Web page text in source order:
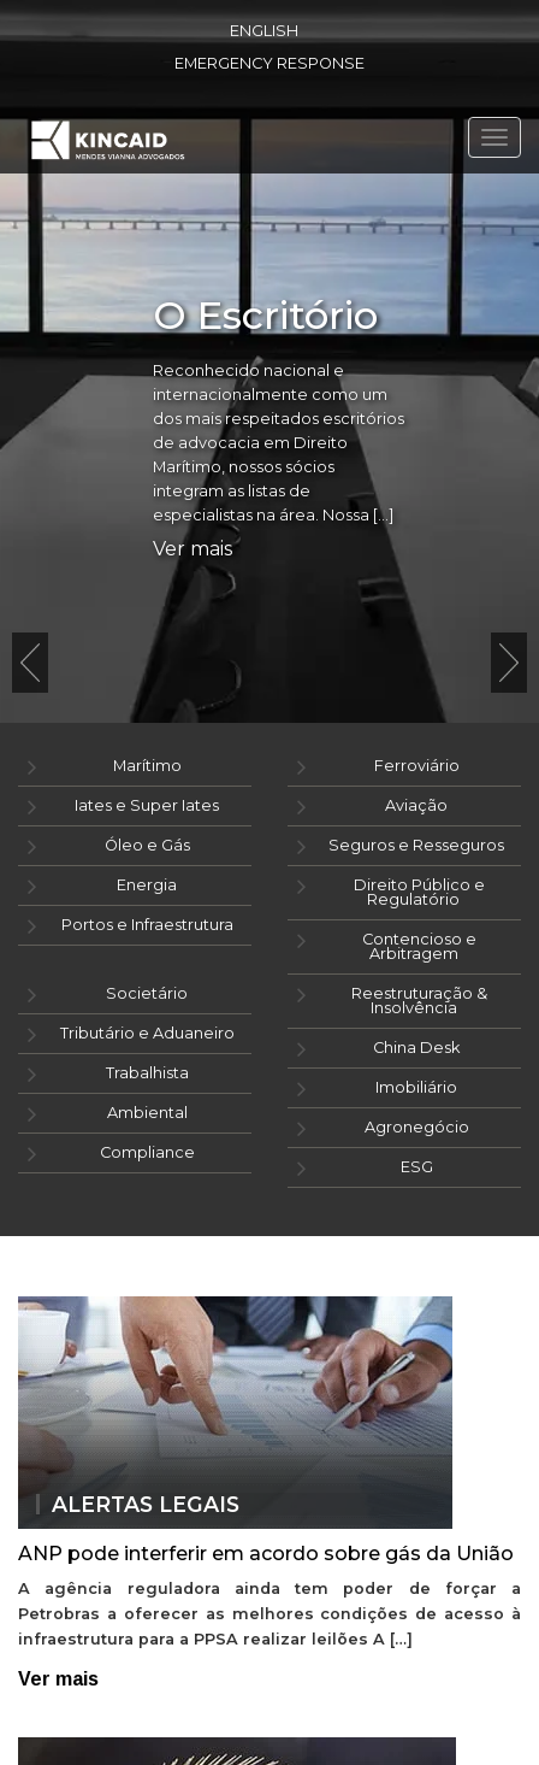
ENGLISH
EMERGENCY RESPONSE
O Escritório
Reconhecido nacional e
internacionalmente como um
dos mais respeitados escritórios
de advocacia em Direito
Marítimo, nossos sócios
integram as listas de
especialistas na área. Nossa […]
Ver mais
Marítimo
Iates e Super Iates
Óleo e Gás
Energia
Portos e Infraestrutura
Ferroviário
Aviação
Seguros e Resseguros
Direito Público e
Regulatório
Contencioso e
Arbitragem
Societário
Tributário e Aduaneiro
Trabalhista
Ambiental
Compliance
Reestruturação &
Insolvência
China Desk
Imobiliário
Agronegócio
ESG
ALERTAS LEGAIS
ANP pode interferir em acordo sobre gás da União
A agência reguladora ainda tem poder de forçar a
Petrobras a oferecer as melhores condições de acesso à
infraestrutura para a PPSA realizar leilões A […]
Ver mais